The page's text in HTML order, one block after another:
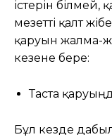
істерін
мезетті қалт
қаруын жалма-
кезене бере:
Таста
Бұл кезде